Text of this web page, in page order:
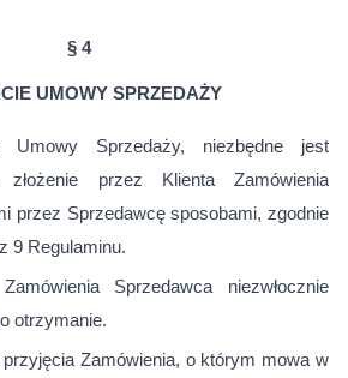
§ 4
UMOWY SPRZEDAŻY
Umowy Sprzedaży, niezbędne jest
złożenie przez Klienta Zamówienia
przez Sprzedawcę sposobami, zgodnie
9 Regulaminu.
Sprzedawca niezwłocznie
otrzymanie.
przyjęcia Zamówienia, o którym mowa w